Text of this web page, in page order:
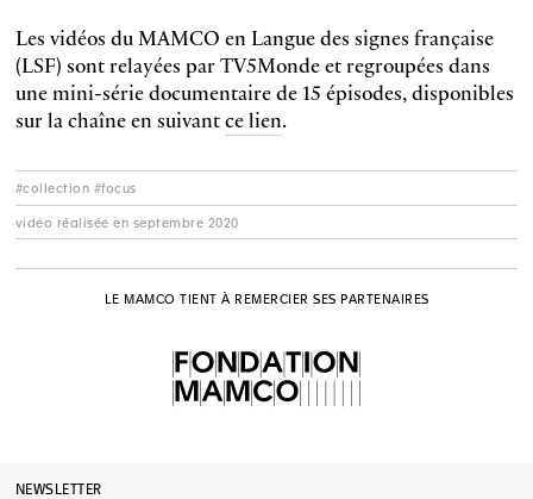
Les vidéos du MAMCO en Langue des signes française
(LSF) sont relayées par TV5Monde et regroupées dans
une mini-série documentaire de 15 épisodes, disponibles
sur la chaîne en suivantce lien.
#collection #focus
vidéo réalisée en septembre 2020
LE MAMCO TIENT À REMERCIER SES PARTENAIRES
NEWSLETTER